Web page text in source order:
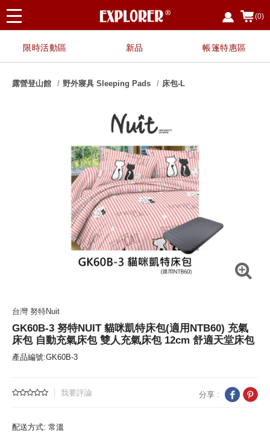
(0)
限時活動區 新品 帳篷特惠區
露營登山館 野外寢具 Sleeping Pads 床包-L
台灣 努特Nuit
GK60B-3 努特NUIT 貓咪凱特床包(適用NTB60) 充氣
床包 自動充氣床包 雙人充氣床包 12cm 舒適天堂床包
產品編號:GK60B-3
我要評論 分享 :
配送方式: 常溫